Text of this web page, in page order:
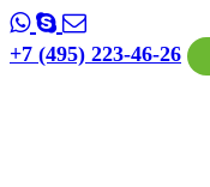
+7 (495) 223-46-26